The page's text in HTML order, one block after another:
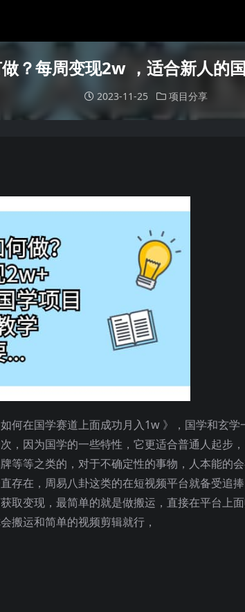
？每周变现2w ，适合新人的
2023-11-25 项目分享
何在国学赛道上面成功月入1w 》，国学和玄学
，因为国学的一些特性，它更适合普通人起步
等等之类的，对于不确定性的事物，人本能的
存在，周易八卦这类的在短视频平台就备受追
取变现，最简单的就是做搬运，直接在平台上
搬运和简单的视频剪辑就行，